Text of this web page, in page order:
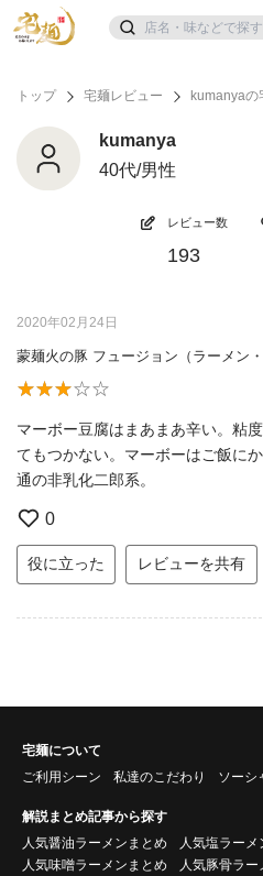
トップ 宅麺レビュー kumanyaの
kumanya
40代/男性
レビュー数
193
2020年02月24日
蒙麺火の豚 フュージョン（ラーメン・
マーボー豆腐はまあまあ辛い。粘
てもつかない。マーボーはご飯に
通の非乳化二郎系。
0
役に立った レビューを共有
宅麺について
ご利用シーン
私達のこだわり ソーシ
解説まとめ記事から探す
人気醤油ラーメンまとめ
人気塩ラーメ
人気味噌ラーメンまとめ
人気豚骨ラー